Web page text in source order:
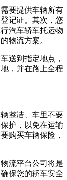
要提供车辆所有
记证。其次，您
汽车轿车托运物
物流方案。
送到指定地点，
，并在路上全程
整洁、车里不要
护，以免在运输
购买车辆保险，
流平台公司将是
保您的轿车安全